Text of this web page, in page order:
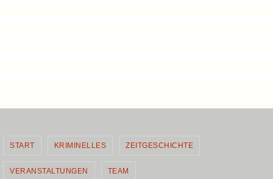
START KRIMINELLES ZEITGESCHICHTE
VERANSTALTUNGEN TEAM